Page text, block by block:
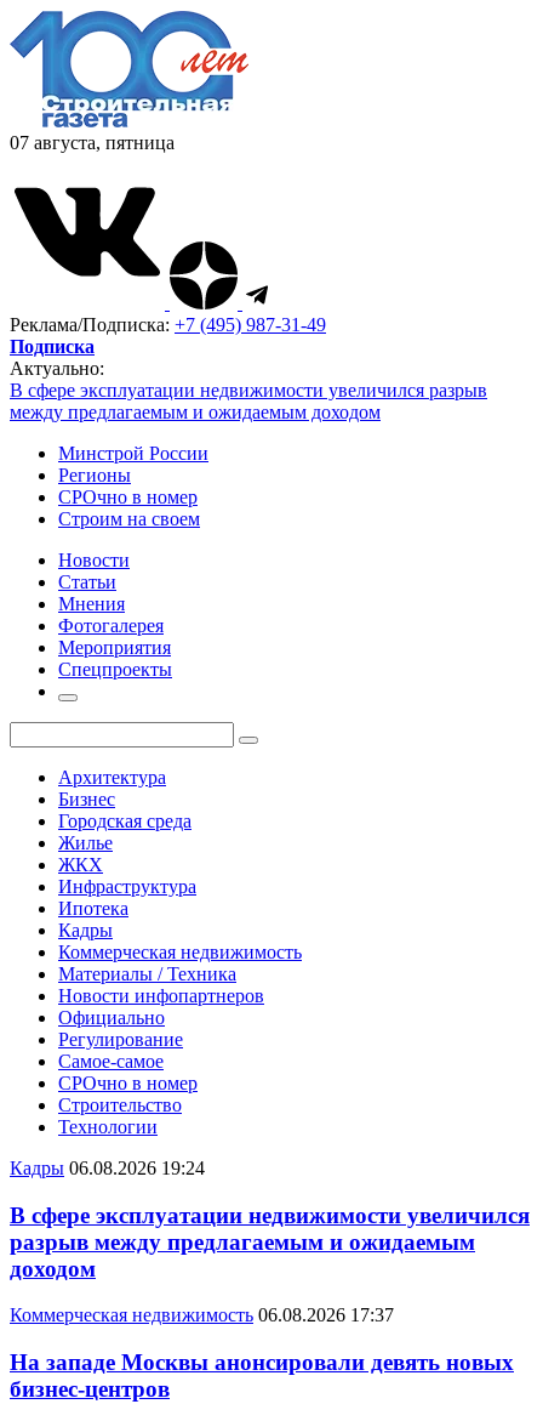
07 августа, пятница
Реклама/Подписка: +7 (495) 987-31-49
Подписка
Актуально:
В сфере эксплуатации недвижимости увеличился разрыв
между предлагаемым и ожидаемым доходом
Минстрой России
Регионы
СРОчно в номер
Строим на своем
Новости
Статьи
Мнения
Фотогалерея
Мероприятия
Спецпроекты
Архитектура
Бизнес
Городская среда
Жилье
ЖКХ
Инфраструктура
Ипотека
Кадры
Коммерческая недвижимость
Материалы / Техника
Новости инфопартнеров
Официально
Регулирование
Самое-самое
СРОчно в номер
Строительство
Технологии
Кадры 06.08.2026 19:24
В сфере эксплуатации недвижимости увеличился
разрыв между предлагаемым и ожидаемым
доходом
Коммерческая недвижимость 06.08.2026 17:37
На западе Москвы анонсировали девять новых
бизнес-центров